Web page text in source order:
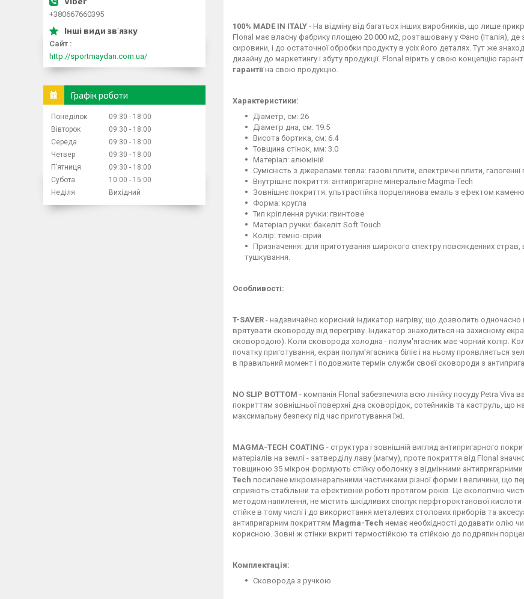
100% MADE IN ITALY - На відміну від багатьох інших виробників, що лише
Flonal має власну фабрику площею 20 000 м2, розташовану у Фано (Італія), де
сировини, і до остаточної обробки продукту в усіх його деталях. Тут же
дизайну до маркетингу і збуту продукції. Flonal вірить у свою концепцію
гарантіїна свою продукцію.
Характеристики:
Діаметр, см: 26
Діаметр дна, см: 19.5
Висота бортика, см: 6.4
Товщина стінок, мм: 3.0
Матеріал: алюміній
Сумісність з джерелами тепла: газові плити, електричні плити,
Внутрішнє покриття: антипригарне мінеральне Magma-Tech
Зовнішнє покриття: ультрастійка порцелянова емаль з ефектом
Форма: кругла
Тип кріплення ручки: гвинтове
Матеріал ручки: бакеліт Soft Touch
Колір: темно-сірий
Призначення: для приготування широкого спектру повсякденних
тушкування.
Особливості:
T-SAVER - надзвичайно корисний індикатор нагріву, що дозволить
врятувати сковороду від перегріву. Індикатор знаходиться на захисному
сковородою). Коли сковорода холодна - полум'ягасник має чорний колір.
початку приготування, екран полум'ягасника біліє і на ньому проявляється
в правильний момент і подовжите термін служби своєї сковороди з
NO SLIP BOTTOM - компанія Flonal забезпечила всю лінійку посуду Petra
покриттям зовнішньої поверхні дна сковорідок, сотейників та каструль,
максимальну безпеку під час приготування їжі.
MAGMA-TECH COATING - структура і зовнішній вигляд антипригарного
матеріалів на землі - затверділу лаву (магму), проте покриття від Flonal
товщиною 35 мікрон формують стійку оболонку з відмінними
Tech посилене мікромінеральними частинками різної форми і величини,
сприяють стабільній та ефективній роботі протягом років. Це екологічно
методом напилення, не містить шкідливих сполук перфтороктанової
стійке в тому числі і до використання металевих столових приборів та
антипригарним покриттям Magma-Tech немає необхідності додавати олію
корисною. Зовні ж стінки вкриті термостійкою та стійкою до подряпин
Комплектація:
Сковорода з ручкою
+380667660395
Сайт
http://sportmaydan.com.ua/
Графік роботи
Понеділок 09:30
18:00
Вівторок
09:30
18:00
Середа
09:30
18:00
Четвер
09:30
18:00
Пʼятниця
09:30
18:00
Субота
10:00
15:00
Неділя
Вихідний